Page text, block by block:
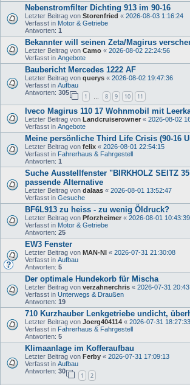
Nebenstromfilter Dichting 913 im 90-16
Letzter Beitrag von Storenfried « 2026-08-03 1:16:24
Verfasst in Motor & Getriebe
Antworten: 1
Bekannter will seinen Zeta/Magirus
Letzter Beitrag von Camo « 2026-08-02 22:24:56
Verfasst in Angebote
Baubericht Mercedes 1222 AF
Letzter Beitrag von querys « 2026-08-02 19:47:36
Verfasst in Aufbau
Antworten: 305
1 8 9 10 11
Iveco Magirus 110 17 Wohnmobil mit
Letzter Beitrag von Landcruiserowner « 2026-08-02
Verfasst in Angebote
Meine persönliche Third Life Crisis (90-16
Letzter Beitrag von felix « 2026-08-01 22:54:15
Verfasst in Fahrerhaus & Fahrgestell
Antworten: 1
Suche Ausstellfenster "BIRKHOLZ SEITZ
passende Alternative
Letzter Beitrag von dalaas « 2026-08-01 13:52:47
Verfasst in Gesuche
BF6L913 zu heiss - zu wenig Öldruck?
Letzter Beitrag von Pforzheimer « 2026-08-01 10:43:39
Verfasst in Motor & Getriebe
Antworten: 25
EW3 Fenster
Letzter Beitrag von MAN-NI « 2026-07-31 21:30:08
Verfasst in Aufbau
Antworten: 5
Der optimale Hundekorb für Mischa
Letzter Beitrag von verzahnerchris « 2026-07-31
Verfasst in Unterwegs & Draußen
Antworten: 19
710 Kurzhauber Lenkgetriebe undicht,
Letzter Beitrag von Joerg404114 « 2026-07-31 18:27:33
Verfasst in Fahrerhaus & Fahrgestell
Antworten: 5
Klimaanlage im Kofferaufbau
Letzter Beitrag von Ferby « 2026-07-31 17:09:13
Verfasst in Aufbau
Antworten: 30
1 2